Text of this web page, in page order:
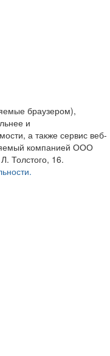
браузером),
и
а также сервис веб-
компанией ООО
Толстого, 16.